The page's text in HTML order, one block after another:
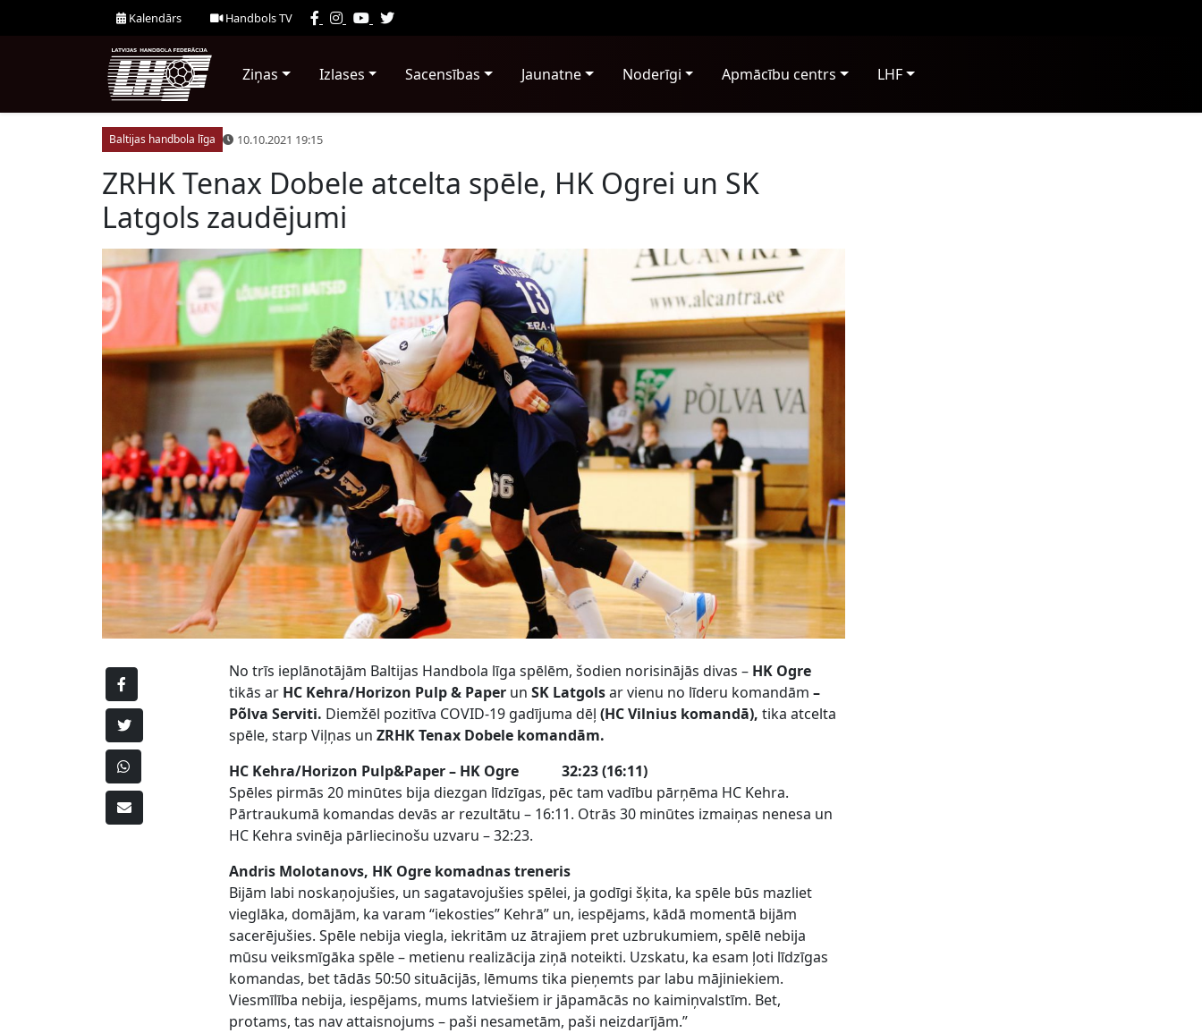
Kalendārs Handbols TV
Ziņas Izlases Sacensības Jaunatne Noderīgi Apmācību centrs LHF
Baltijas handbola līga 10.10.2021 19:15
ZRHK Tenax Dobele atcelta spēle, HK Ogrei un SK
Latgols zaudējumi
No trīs ieplānotājām Baltijas Handbola līga spēlēm, šodien norisinājās divas – HK Ogre
tikās ar HC Kehra/Horizon Pulp & Paper un SK Latgolsar vienu no līderu komandām –
Põlva Serviti. Diemžēl pozitīva COVID-19 gadījuma dēļ (HC Vilnius komandā),tika atcelta
spēle, starp Viļņas un ZRHK Tenax Dobele komandām.
HC Kehra/Horizon Pulp&Paper – HK Ogre 32:23 (16:11)
Spēles pirmās 20 minūtes bija diezgan līdzīgas, pēc tam vadību pārņēma HC Kehra.
Pārtraukumā komandas devās ar rezultātu – 16:11. Otrās 30 minūtes izmaiņas nenesa un
HC Kehra svinēja pārliecinošu uzvaru – 32:23.
Andris Molotanovs, HK Ogre komadnas treneris
Bijām labi noskaņojušies, un sagatavojušies spēlei, ja godīgi šķita, ka spēle būs mazliet
vieglāka, domājām, ka varam “iekosties” Kehrā” un, iespējams, kādā momentā bijām
sacerējušies. Spēle nebija viegla, iekritām uz ātrajiem pret uzbrukumiem, spēlē nebija
mūsu veiksmīgāka spēle – metienu realizācija ziņā noteikti. Uzskatu, ka esam ļoti līdzīgas
komandas, bet tādās 50:50 situācijās, lēmums tika pieņemts par labu mājiniekiem.
Viesmīlība nebija, iespējams, mums latviešiem ir jāpamācās no kaimiņvalstīm. Bet,
protams, tas nav attaisnojums – paši nesametām, paši neizdarījām.”